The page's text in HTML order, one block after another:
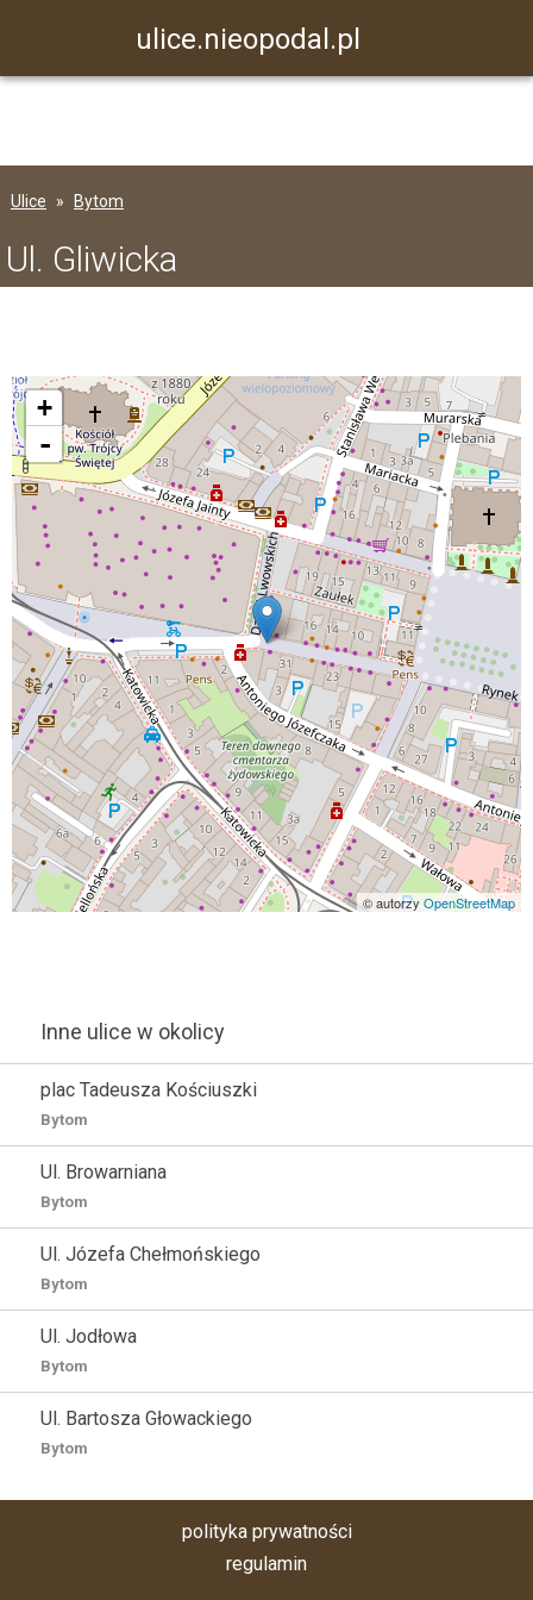
ulice.nieopodal.pl
Ulice Bytom
Ul. Gliwicka
+
-
© autorzyOpenStreetMap
Inne ulice w okolicy
plac Tadeusza Kościuszki
Bytom
Ul. Browarniana
Bytom
Ul. Józefa Chełmońskiego
Bytom
Ul. Jodłowa
Bytom
Ul. Bartosza Głowackiego
Bytom
polityka prywatności
regulamin